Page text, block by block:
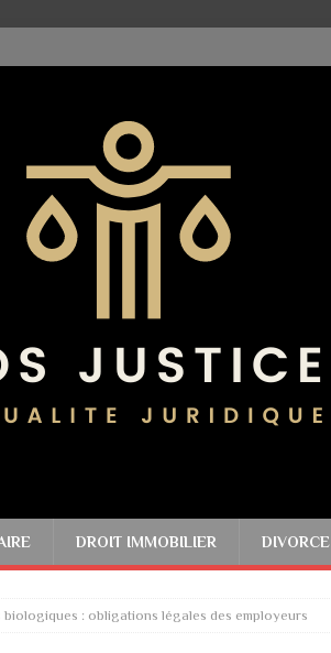
DROIT IMMOBILIER DIVORCE
: obligations légales des employeurs